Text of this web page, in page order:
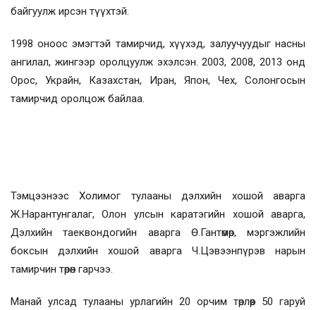
байгуулж ирсэн түүхтэй.
1998 оноос эмэгтэй тамирчид, хүүхэд, залуучуудыг насны
ангилал, жингээр оролцуулж эхэлсэн. 2003, 2008, 2013 онд
Орос, Украйн, Казахстан, Иран, Япон, Чех, Солонгосын
тамирчид оролцож байлаа.
Тэмцээнээс Холимог тулааны дэлхийн хошой аварга
Ж.Нарантунгалаг, Олон улсын каратэгийн хошой аварга,
Дэлхийн таеквондогийн аварга Ө.Гантөмөр, мэргэжлийн
боксын дэлхийн хошой аварга Ч.Цэвээнпүрэв нарын
тамирчин төрөн гарчээ.
Манай улсад тулааны урлагийн 20 орчим төрлөөр 50 гаруй